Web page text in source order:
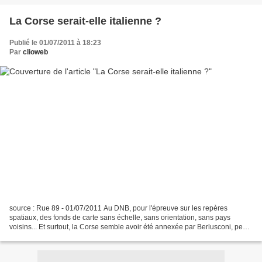
La Corse serait-elle italienne ?
Publié le 01/07/2011 à 18:23
Par clioweb
source : Rue 89 - 01/07/2011 Au DNB, pour l'épreuve sur les repères
spatiaux, des fonds de carte sans échelle, sans orientation, sans pays
voisins... Et surtout, la Corse semble avoir été annexée par Berlusconi, peut-